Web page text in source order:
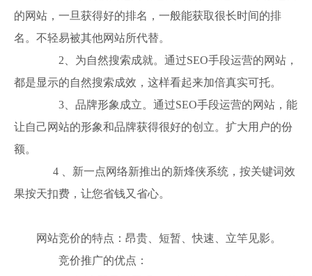
的网站，一旦获得好的排名，一般能获取很长时间的排
名。不轻易被其他网站所代替。
2、为自然搜索成就。通过SEO手段运营的网站，
都是显示的自然搜索成效，这样看起来加倍真实可托。
3、品牌形象成立。通过SEO手段运营的网站，能
让自己网站的形象和品牌获得很好的创立。扩大用户的份
额。
4 、新一点网络新推出的新烽侠系统，按关键词效
果按天扣费，让您省钱又省心。
网站竞价的特点：昂贵、短暂、快速、立竿见影。
竞价推广的优点：